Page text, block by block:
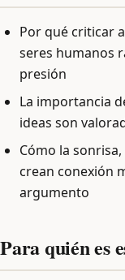
Por qué criticar
seres humanos
presión
La importancia
ideas son
Cómo la
crean conexión
argumento
Para quién es